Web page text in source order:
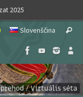
2025
Slovenščina Search